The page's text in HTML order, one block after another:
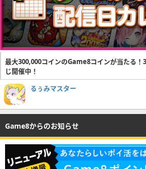
最大300,000コインのGame8コインが当たる！
じ開催中！
るぅみマスター
Game8からのお知らせ